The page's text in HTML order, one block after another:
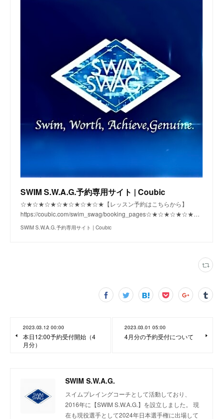
SWIM S.W.A.G.予約専用サイト | Coubic
☆★☆★☆★☆★☆★☆★☆★【レッスン予約はこちらから】
https://coubic.com/swim_swag/booking_pages☆★☆★☆★☆★…
SWIM S.W.A.G.予約専用サイト | Coubic
2023.03.12 00:00
本日12:00予約受付開始（4
月分）
2023.03.01 05:00
4月分の予約受付について
SWIM S.W.A.G.
スイムプレイングコーチとして活動しており、
2016年に【SWIM S.W.A.G.】を設立しました。 現
在も現役選手として2024年日本選手権に出場して